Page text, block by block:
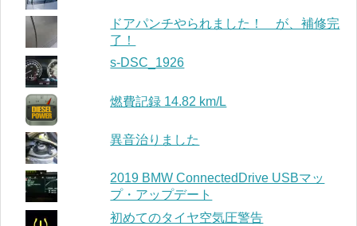
ドアパンチやられました！ が、補修完
了！
s-DSC_1926
燃費記録 14.82 km/L
異音治りました
2019 BMW ConnectedDrive USBマッ
プ・アップデート
初めてのタイヤ空気圧警告